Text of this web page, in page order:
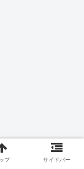
プ サイドバー